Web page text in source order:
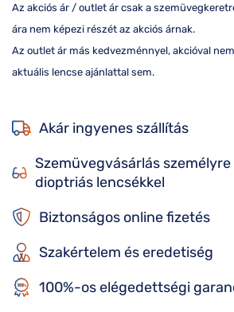
Az akciós ár / outlet ár csak a
ára nem képezi részét az akciós árnak.
Az outlet ár más kedvezménnyel, akcióval
aktuális lencse ajánlattal sem.
Akár ingyenes szállítás
Szemüvegvásárlás
dioptriás lencsékkel
Biztonságos online fizetés
Szakértelem és eredetiség
100%-os elégedettségi